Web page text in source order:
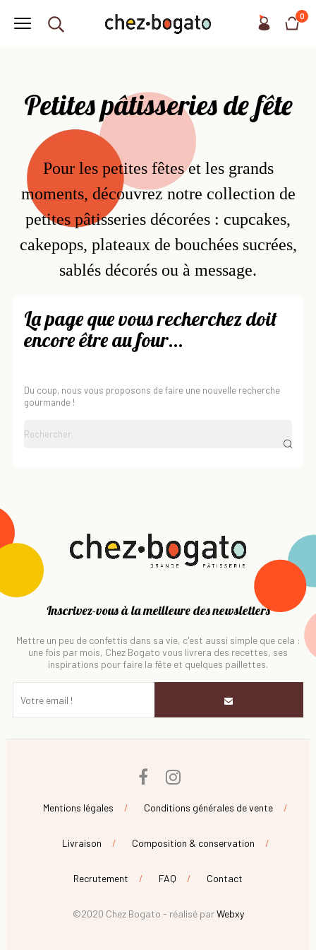
0
Petites pâtisseries de fête
Pour les petites fêtes et les grands
moments, découvrez notre collection de
petites pâtisseries décorées : cupcakes,
cakepops, plateaux de bouchées sucrées,
sablés décorés ou à message.
La page que vous recherchez doit
encore être au four...
Du coup, nous vous proposons de faire une nouvelle recherche
gourmande !
Inscrivez-vous à la meilleure des newsletters
Mettre un peu de confettis dans sa vie, c'est aussi simple que cela :
une fois par mois, Chez Bogato vous livrera des recettes, ses
inspirations pour faire la fête et quelques paillettes.
Facebook
Mentions légales Conditions générales de vente
Livraison Composition & conservation
Recrutement FAQ Contact
©2020 Chez Bogato - réalisé parWebxy